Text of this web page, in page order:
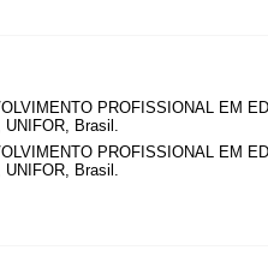
PROFISSIONAL EM
UNIFOR, Brasil.
PROFISSIONAL EM
UNIFOR, Brasil.